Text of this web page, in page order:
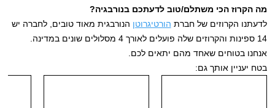
מה הקרוז הכי משתלם/טוב לדעתכם בנורבגיה?
לדעתנו הקרוזים של חברת הורטיגרוטן הנורבגית מאוד טובים, לחברה יש
14 ספינות והקרוזים שלה פועלים לאורך 4 מסלולים שונים במדינה.
אנחנו בטוחים שאחד מהם יתאים לכם.
בטח יעניין אותך גם: